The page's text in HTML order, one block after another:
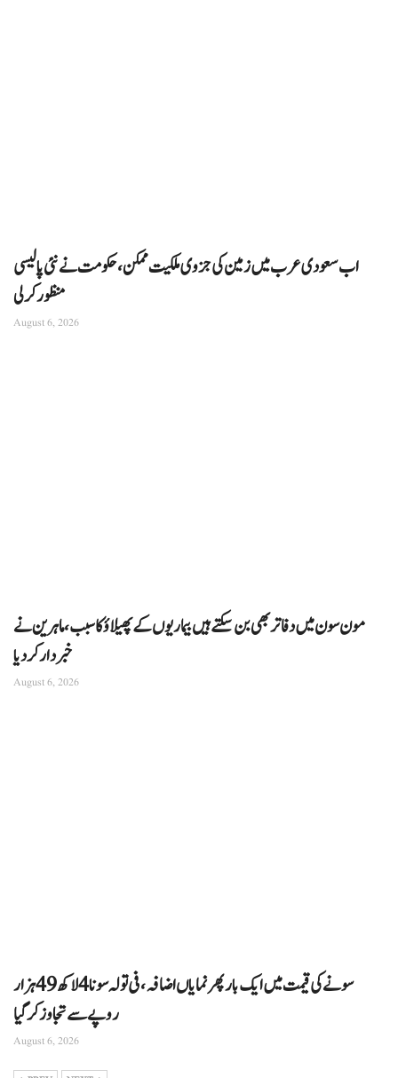
اب سعودی عرب میں زمین کی جزوی ملکیت ممکن، حکومت نے نئی پالیسی
منظور کرلی
August 6, 2026
مون سون میں دفاتر بھی بن سکتے ہیں بیماریوں کے پھیلاؤ کا سبب، ماہرین نے
خبردار کر دیا
August 6, 2026
سونے کی قیمت میں ایک بار پھر نمایاں اضافہ، فی تولہ سونا 4 لاکھ 49 ہزار
روپے سے تجاوز کرگیا
August 6, 2026